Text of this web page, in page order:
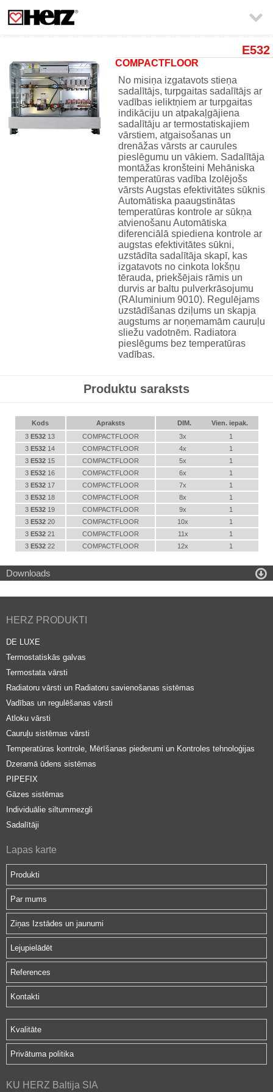

E532
COMPACTFLOOR
No misiņa izgatavots stieņa
sadalītājs, turpgaitas sadalītājs ar
vadības ieliktņiem ar turpgaitas
indikāciju un atpakaļgājiena
sadalītāju ar termostatiskajiem
vārstiem, atgaisošanas un
drenāžas vārsts ar caurules
pieslēgumu un vākiem. Sadalītāja
montāžas kronšteini Mehāniska
temperatūras vadība Izolējošs
vārsts Augstas efektivitātes sūknis
Automātiska paaugstinātas
temperatūras kontrole ar sūkņa
atvienošanu Automātiska
diferenciālā spiediena kontrole ar
augstas efektivitātes sūkni,
uzstādīta sadalītāja skapī, kas
izgatavots no cinkota lokšņu
tērauda, priekšējais rāmis un
durvis ar baltu pulverkrāsojumu
(RAluminium 9010). Regulējams
uzstādīšanas dziļums un skapja
augstums ar noņemamām cauruļu
sliežu vadotnēm. Radiatora
pieslēgums bez temperatūras
vadības.
Produktu saraksts
Kods Apraksts DIM.
Vien. iepak.
3 E532 13 COMPACTFLOOR 3x
1
3 E532 14 COMPACTFLOOR 4x
1
3 E532 15 COMPACTFLOOR 5x
1
3 E532 16 COMPACTFLOOR 6x
1
3 E532 17 COMPACTFLOOR 7x
1
3 E532 18 COMPACTFLOOR 8x
1
3 E532 19 COMPACTFLOOR 9x
1
3 E532 20 COMPACTFLOOR 10x
1
3 E532 21 COMPACTFLOOR 11x
1
3 E532 22 COMPACTFLOOR 12x 1
Downloads 
HERZ PRODUKTI
DE LUXE
Termostatiskās galvas
Termostata vārsti
Radiatoru vārsti un Radiatoru savienošanas sistēmas
Vadības un regulēšanas vārsti
Atloku vārsti
Cauruļu sistēmas vārsti
Temperatūras kontrole, Mērīšanas piederumi un Kontroles tehnoloģijas
Dzeramā ūdens sistēmas
PIPEFIX
Gāzes sistēmas
Individuālie siltummezgli
Sadalītāji
Lapas karte
Produkti
Par mums
Ziņas Izstādes un jaunumi
Lejupielādēt
References
Kontakti
Kvalitāte
Privātuma politika
KU HERZ Baltija SIA